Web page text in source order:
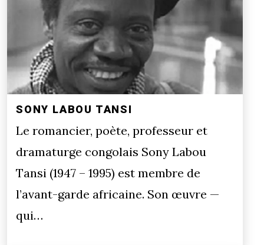
SONY LABOU TANSI
Le romancier, poète, professeur et
dramaturge congolais Sony Labou
Tansi (1947 – 1995) est membre de
l’avant-garde africaine. Son œuvre —
qui…